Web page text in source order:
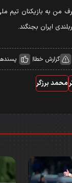
من به بازیکنان
ایران بجنگند.
گزارش خطا
محمد برزگر